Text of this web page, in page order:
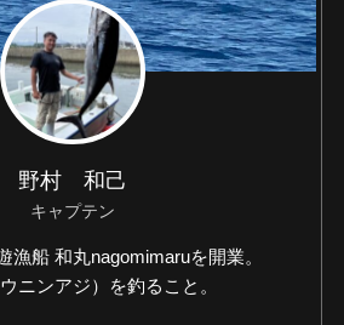
野村 和己
キャプテン
漁船 和丸nagomimaruを開業。
ニンアジ）を釣ること。